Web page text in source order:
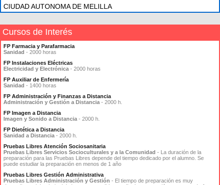
CIUDAD AUTONOMA DE MELILLA
Cursos de Interés
FP Farmacia y Parafarmacia
Sanidad - 2000 horas
FP Instalaciones Eléctricas
Electricidad y Electrónica - 2000 horas
FP Auxiliar de Enfermería
Sanidad - 1400 horas
FP Administración y Finanzas a Distancia
Administración y Gestión a Distancia - 2000 h.
FP Imagen a Distancia
Imagen y Sonido a Distancia - 2000 h.
FP Dietética a Distancia
Sanidad a Distancia - 2000 h.
Pruebas Libres Atención Sociosanitaria
Pruebas Libres Servicios Socioculturales y a la Comunidad - La duración de la
preparación para las Pruebas Libres depende del tiempo dedicado por el alumno. Se
puede estudiar la preparación en menos de 1 año
Pruebas Libres Gestión Administrativa
Pruebas Libres Administración y Gestión - El tiempo de preparación es muy